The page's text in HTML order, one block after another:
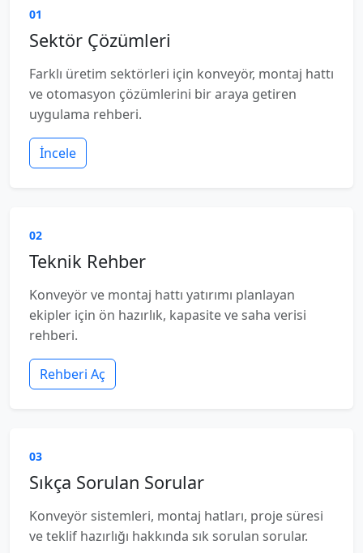
01
Sektör Çözümleri
Farklı üretim sektörleri için konveyör, montaj hattı
ve otomasyon çözümlerini bir araya getiren
uygulama rehberi.
İncele
02
Teknik Rehber
Konveyör ve montaj hattı yatırımı planlayan
ekipler için ön hazırlık, kapasite ve saha verisi
rehberi.
Rehberi Aç
03
Sıkça Sorulan Sorular
Konveyör sistemleri, montaj hatları, proje süresi
ve teklif hazırlığı hakkında sık sorulan sorular.